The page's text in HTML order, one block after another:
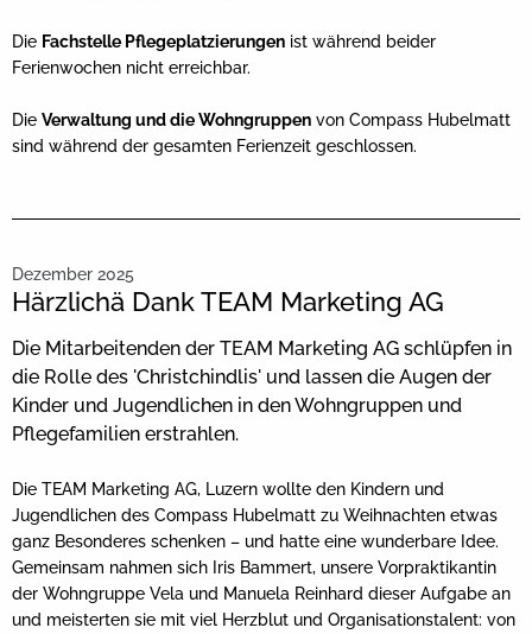
Die Fachstelle Pflegeplatzierungen ist während beider
Ferienwochen nicht erreichbar.
Die Verwaltung und die Wohngruppen von Compass Hubelmatt
sind während der gesamten Ferienzeit geschlossen.
Dezember 2025
Härzlichä Dank TEAM Marketing AG
Die Mitarbeitenden der TEAM Marketing AG schlüpfen in
die Rolle des 'Christchindlis' und lassen die Augen der
Kinder und Jugendlichen in den Wohngruppen und
Pflegefamilien erstrahlen.
Die TEAM Marketing AG, Luzern wollte den Kindern und
Jugendlichen des Compass Hubelmatt zu Weihnachten etwas
ganz Besonderes schenken – und hatte eine wunderbare Idee.
Gemeinsam nahmen sich Iris Bammert, unsere Vorpraktikantin
der Wohngruppe Vela und Manuela Reinhard dieser Aufgabe an
und meisterten sie mit viel Herzblut und Organisationstalent: von